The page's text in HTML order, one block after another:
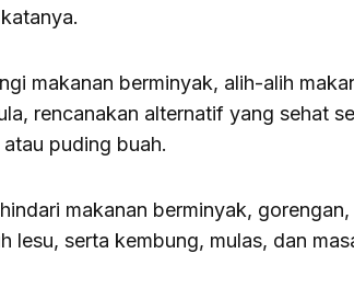
makanan berminyak, alih-alih
rencanakan alternatif yang sehat
puding buah.
makanan berminyak,
lesu, serta kembung, mulas, dan